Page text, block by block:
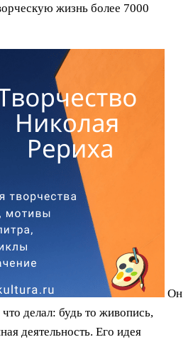
жизнь более 7000
Он
делал: будь то живопись,
деятельность. Его идея